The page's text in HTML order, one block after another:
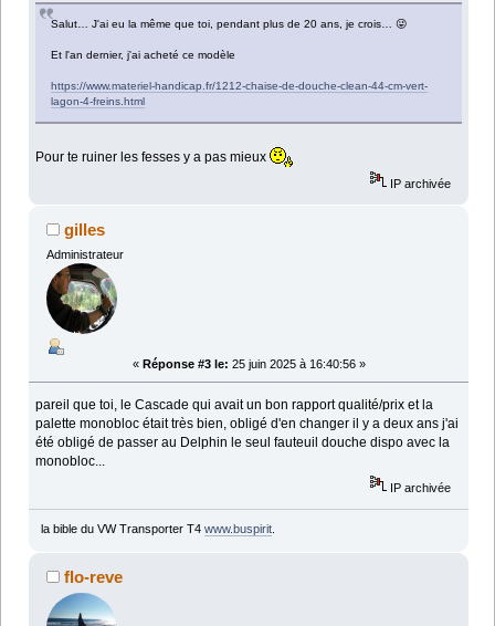
Salut… J'ai eu la même que toi, pendant plus de 20 ans, je crois… 😜
Et l'an dernier, j'ai acheté ce modèle
https://www.materiel-handicap.fr/1212-chaise-de-douche-clean-44-cm-vert-
lagon-4-freins.html
Pour te ruiner les fesses y a pas mieux
IP archivée
gilles
Administrateur
« Réponse #3 le: 25 juin 2025 à 16:40:56 »
pareil que toi, le Cascade qui avait un bon rapport qualité/prix et la
palette monobloc était très bien, obligé d'en changer il y a deux ans j'ai
été obligé de passer au Delphin le seul fauteuil douche dispo avec la
monobloc...
IP archivée
la bible du VW Transporter T4 www.buspirit.
flo-reve